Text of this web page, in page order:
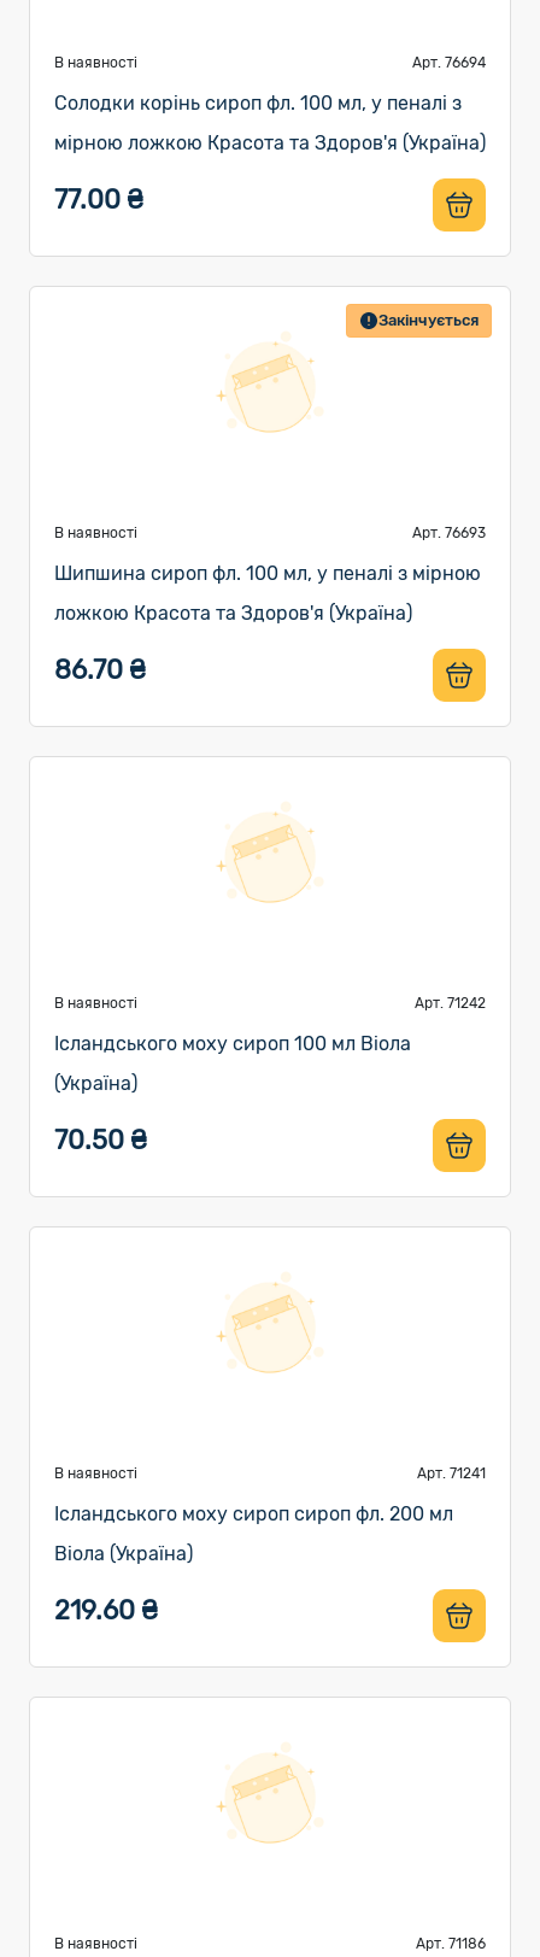
В наявності Арт. 76694
Солодки корінь сироп фл. 100 мл, у пеналі з
мірною ложкою Красота та Здоров'я (Україна)
77.00 ₴
Закінчується
В наявності Арт. 76693
Шипшина сироп фл. 100 мл, у пеналі з мірною
ложкою Красота та Здоров'я (Україна)
86.70 ₴
В наявності Арт. 71242
Ісландського моху сироп 100 мл Віола
(Україна)
70.50 ₴
В наявності Арт. 71241
Ісландського моху сироп сироп фл. 200 мл
Віола (Україна)
219.60 ₴
В наявності Арт. 71186